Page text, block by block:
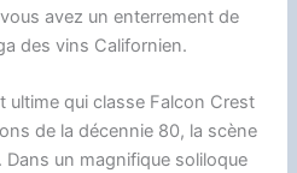
avez un enterrement de
des vins Californien.
ultime qui classe Falcon Crest
de la décennie 80, la scène
un magnifique soliloque